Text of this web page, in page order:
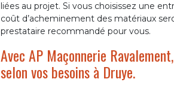
liées au projet. Si vous choisissez une
coût d’acheminement des matériaux
prestataire recommandé pour vous.
Avec AP Maçonnerie
selon vos besoins à Druye.